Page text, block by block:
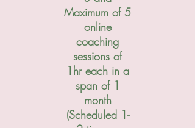
Maximum of 5
online
coaching
sessions of
1hr each in a
span of 1
month
(Scheduled 1-